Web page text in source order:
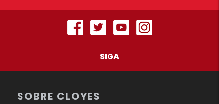
SIGA
SOBRE CLOYES